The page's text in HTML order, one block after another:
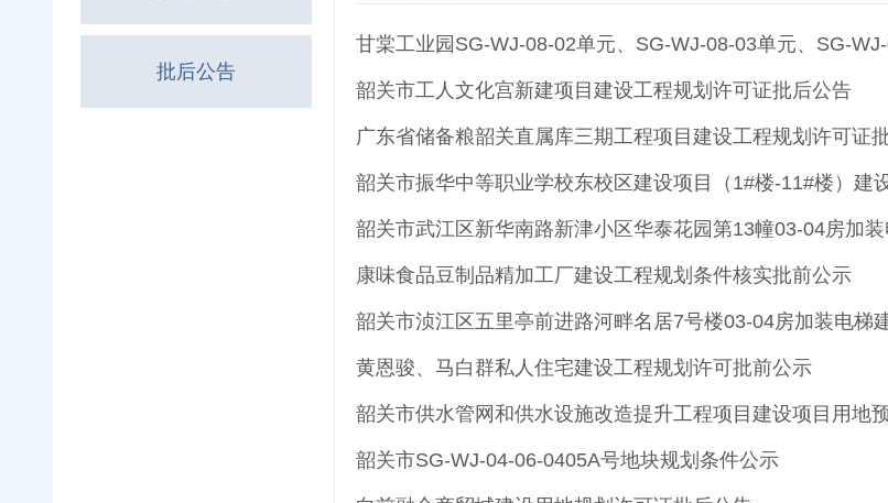
批后公告
甘棠工业园SG-WJ-08-02单元、SG-WJ-08-03单元、SG-
韶关市工人文化宫新建项目建设工程规划许可证批后公告
广东省储备粮韶关直属库三期工程项目建设工程规划许可证
韶关市振华中等职业学校东校区建设项目（1#楼-11#楼）建
韶关市武江区新华南路新津小区华泰花园第13幢03-04房加
康味食品豆制品精加工厂建设工程规划条件核实批前公示
韶关市浈江区五里亭前进路河畔名居7号楼03-04房加装电梯
黄恩骏、马白群私人住宅建设工程规划许可批前公示
韶关市供水管网和供水设施改造提升工程项目建设项目用地
韶关市SG-WJ-04-06-0405A号地块规划条件公示